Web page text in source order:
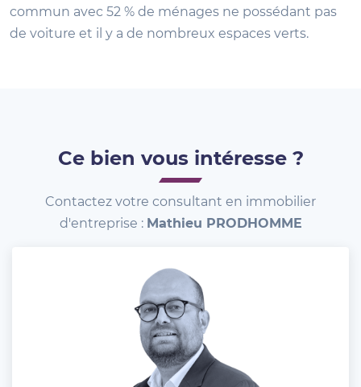
commun avec 52 % de ménages ne possédant pas
de voiture et il y a de nombreux espaces verts.
Ce bien vous intéresse ?
Contactez votre consultant en immobilier
d'entreprise : Mathieu PRODHOMME